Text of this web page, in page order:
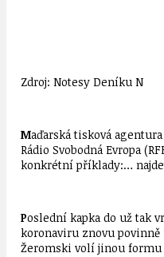
Zdroj: Notesy Deníku N
Maďarská tisková
Rádio Svobodná Evropa
konkrétní příklady:…
Poslední kapka do už tak
koronaviru znovu
Žeromski volí jinou